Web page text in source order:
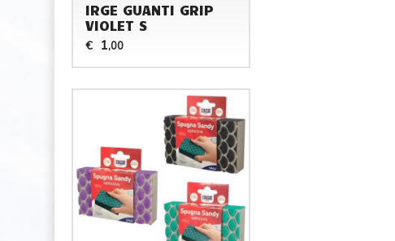
IRGE GUANTI GRIP
VIOLET S
€ 1,00